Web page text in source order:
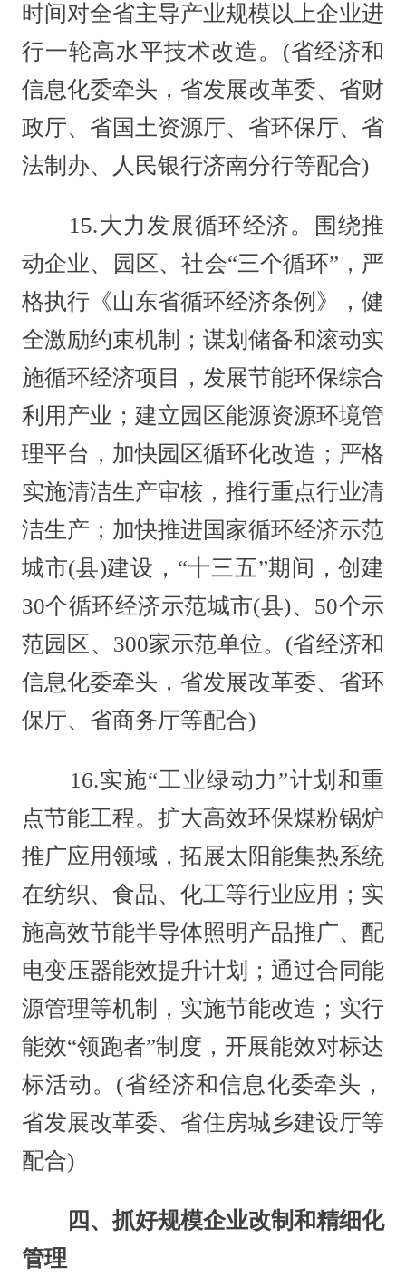
时间对全省主导产业规模以上企业进
行一轮高水平技术改造。(省经济和
信息化委牵头，省发展改革委、省财
政厅、省国土资源厅、省环保厅、省
法制办、人民银行济南分行等配合)
15.大力发展循环经济。围绕推
动企业、园区、社会“三个循环”，严
格执行《山东省循环经济条例》，健
全激励约束机制；谋划储备和滚动实
施循环经济项目，发展节能环保综合
利用产业；建立园区能源资源环境管
理平台，加快园区循环化改造；严格
实施清洁生产审核，推行重点行业清
洁生产；加快推进国家循环经济示范
城市(县)建设，“十三五”期间，创建
30个循环经济示范城市(县)、50个示
范园区、300家示范单位。(省经济和
信息化委牵头，省发展改革委、省环
保厅、省商务厅等配合)
16.实施“工业绿动力”计划和重
点节能工程。扩大高效环保煤粉锅炉
推广应用领域，拓展太阳能集热系统
在纺织、食品、化工等行业应用；实
施高效节能半导体照明产品推广、配
电变压器能效提升计划；通过合同能
源管理等机制，实施节能改造；实行
能效“领跑者”制度，开展能效对标达
标活动。(省经济和信息化委牵头，
省发展改革委、省住房城乡建设厅等
配合)
四、抓好规模企业改制和精细化
管理